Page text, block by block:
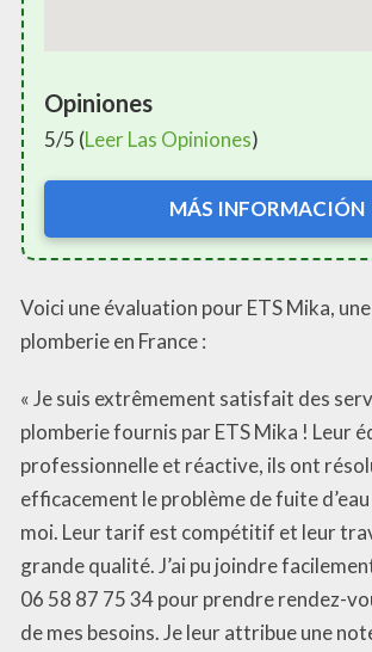
Opiniones
5/5 (Leer Las Opiniones)
MÁS INFORMACIÓN
Voici une évaluation pour ETS Mika,
plomberie en France :
« Je suis extrêmement satisfait des
plomberie fournis par ETS Mika ! Leur
professionnelle et réactive, ils ont
efficacement le problème de fuite d’eau
moi. Leur tarif est compétitif et leur
grande qualité. J’ai pu joindre
06 58 87 75 34 pour prendre rendez-
de mes besoins. Je leur attribue une